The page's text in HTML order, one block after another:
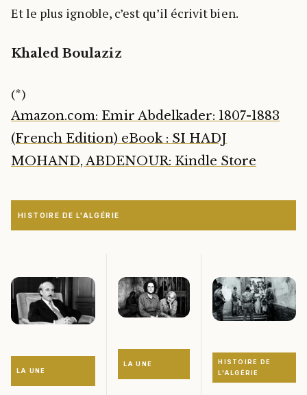
Et le plus ignoble, c’est qu’il écrivit bien.
Khaled Boulaziz
(*)
Amazon.com: Emir Abdelkader: 1807-1883
(French Edition) eBook : SI HADJ
MOHAND, ABDENOUR: Kindle Store
HISTOIRE DE L'ALGÉRIE
LA UNE
LA UNE
HISTOIRE DE
L'ALGÉRIE